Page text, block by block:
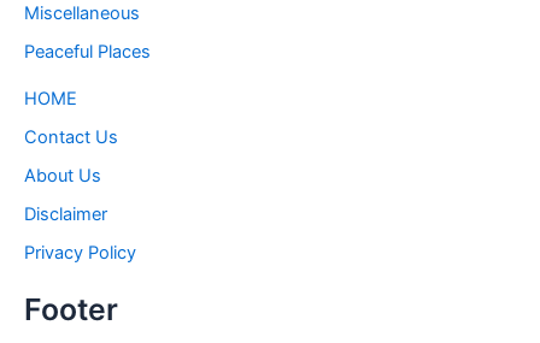
Miscellaneous
Peaceful Places
HOME
Contact Us
About Us
Disclaimer
Privacy Policy
Footer